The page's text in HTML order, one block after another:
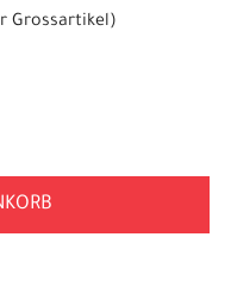
Grossartikel)